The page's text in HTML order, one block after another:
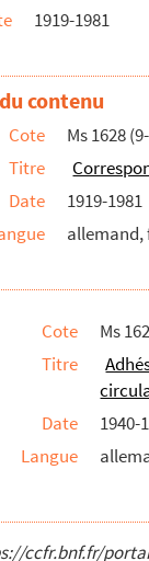
1919-1981
contenu
Cote
Ms 1628
Titre
Date
1919-1981
Cote
Ms
Titre
Date
1940-
Langue
ccfr.bnf.fr/